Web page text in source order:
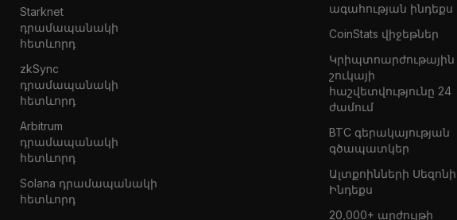
Starknet
դրամապանակի
հետևորդ
zkSync
դրամապանակի
հետևորդ
Arbitrum
դրամապանակի
հետևորդ
Solana դրամապանակի
հետևորդ
ագահության ինդեքս
CoinStats վիջեթներ
Կրիպտոարժութային
շուկայի
հաշվետվությունը 24
ժամում
BTC գերակայության
գծապատկեր
Ալտքոինների Սեզոնի
Ինդեքս
20,000+ արժույթի